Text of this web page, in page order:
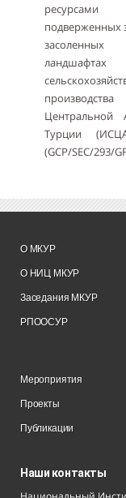
подверженных
засоленных
ландшафтах
Центральной
Турции
(GCP/SEC/293/
О МКУР
О НИЦ МКУР
Заседания МКУР
РПООСУР
Мероприятия
Проекты
Публикации
Наши контакты